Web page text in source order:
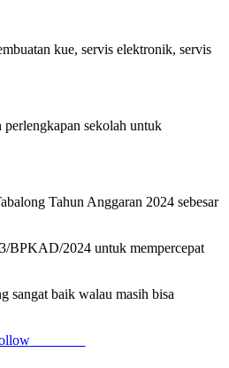
kue, servis elektronik, servis
perlengkapan sekolah untuk
Tahun Anggaran 2024 sebesar
BPKAD/2024 untuk mempercepat
sangat baik walau masih bisa
Follow us